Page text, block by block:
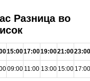
Разница во
15:0017:0019:0021:0023:00
09:00 11:00 13:00 15:00 17:00